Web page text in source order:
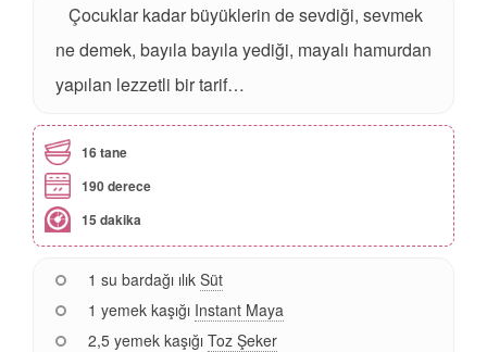
Çocuklar kadar büyüklerin de sevdiği, sevmek
ne demek, bayıla bayıla yediği, mayalı hamurdan
yapılan lezzetli bir tarif…
16 tane
190 derece
15 dakika
1 su bardağı ılık Süt
1 yemek kaşığı Instant Maya
2,5 yemek kaşığı Toz Şeker